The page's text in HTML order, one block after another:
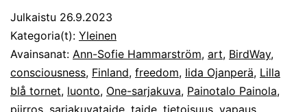
Julkaistu 26.9.2023
Kategoria(t): Yleinen
Avainsanat: Ann-Sofie Hammarström, art, BirdWay,
consciousness, Finland, freedom, Iida Ojanperä, Lilla
blå tornet, luonto, One-sarjakuva, Painotalo Painola,